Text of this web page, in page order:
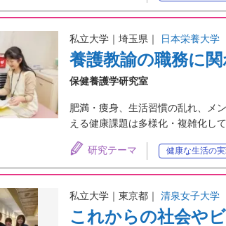
私立大学｜埼玉県｜ 日本栄養大学
養護教諭の職務に
保健養護学研究室
肥満・痩身、生活習慣の乱れ、メ
える健康課題は多様化・複雑化し
研究テーマ 健康な生活の
私立大学｜東京都｜清泉女子大学
これからの社会や